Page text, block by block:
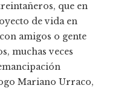
que en
de vida en
amigos o gente
muchas veces
Mariano Urraco,